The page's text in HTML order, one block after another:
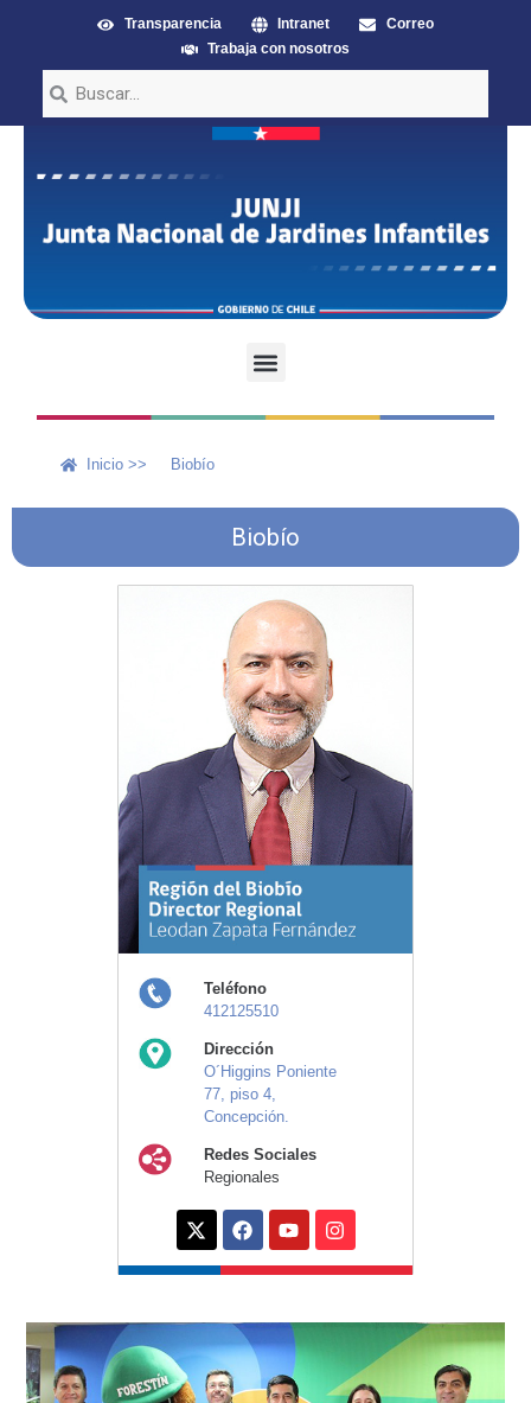
Transparencia Intranet
Correo
Trabaja con nosotros
Inicio >> Biobío
Biobío
Teléfono
412125510
Dirección
O´Higgins Poniente
77, piso 4,
Concepción.
Redes Sociales
Regionales